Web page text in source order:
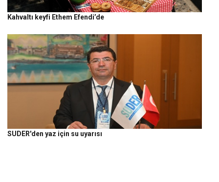
Kahvaltı keyfi Ethem Efendi’de
SUDER'den yaz için su uyarısı